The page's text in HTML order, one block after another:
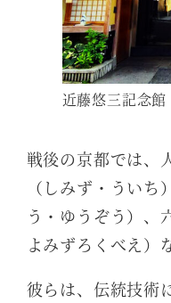
近藤悠三記念館
戦後の京都では、
（しみず・うい
う・ゆうぞう）、
よみずろくべえ）
彼らは、伝統技術